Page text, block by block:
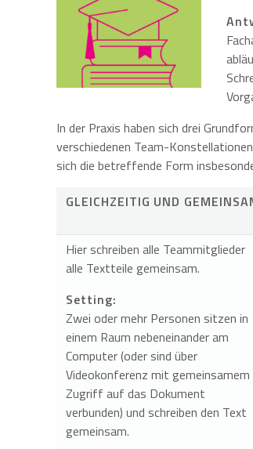
In der Praxis haben sich drei
verschiedenen Team-
sich die betreffende Form
GLEICHZEITIG UND
Hier schreiben alle Teammitglieder
alle Textteile gemeinsam.
Setting:
Zwei oder mehr Personen sitzen in
einem Raum nebeneinander am
Computer (oder sind über
Videokonferenz mit gemeinsamem
Zugriff auf das Dokument
verbunden) und schreiben den Text
gemeinsam.